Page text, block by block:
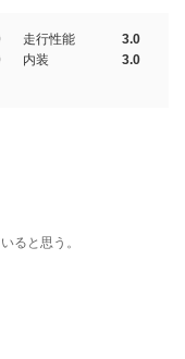
走行性能
3.0
内装
3.0
ると思う。